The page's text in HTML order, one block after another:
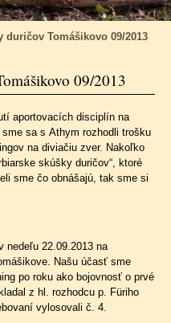
duričov Tomášikovo 09/2013
09/2013
aportovacích disciplín na
sa s Athym rozhodli trošku
na diviačiu zver. Nakoľko
skúšky duričov“, ktoré
sme čo obnášajú, tak sme si
nedeľu 22.09.2013 na
Našu účasť sme
po roku ako bojovnosť o prvé
z hl. rozhodcu p. Füriho
vylosovali č. 4.